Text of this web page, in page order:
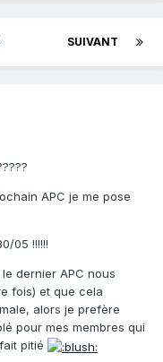
SUIVANT
APC je me pose
05 !!!!!!
dernier APC nous
fois) et que cela
alors je prefère
pour mes membres qui
pitié